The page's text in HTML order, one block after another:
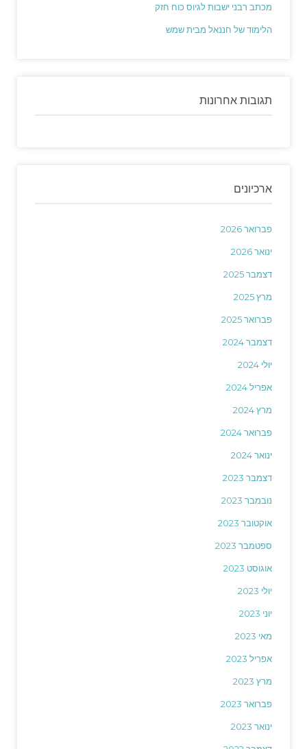
מכתב רבני ישבות לגיוס כוח חזק
הלימוד של חננאל מבית שמש
תגובות אחרונות
ארכיונים
פברואר 2026
ינואר 2026
דצמבר 2025
מרץ 2025
פברואר 2025
דצמבר 2024
יולי 2024
אפריל 2024
מרץ 2024
פברואר 2024
ינואר 2024
דצמבר 2023
נובמבר 2023
אוקטובר 2023
ספטמבר 2023
אוגוסט 2023
יולי 2023
יוני 2023
מאי 2023
אפריל 2023
מרץ 2023
פברואר 2023
ינואר 2023